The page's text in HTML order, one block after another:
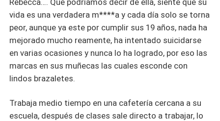
vida es una verdadera m****a y cada día solo se torna
peor, aunque ya este por cumplir sus 19 años, nada ha
mejorado mucho reamente, ha intentado suicidarse
en varias ocasiones y nunca lo ha logrado, por eso las
marcas en sus muñecas las cuales esconde con
lindos brazaletes.
Trabaja medio tiempo en una cafetería cercana a su
escuela, después de clases sale directo a trabajar, lo